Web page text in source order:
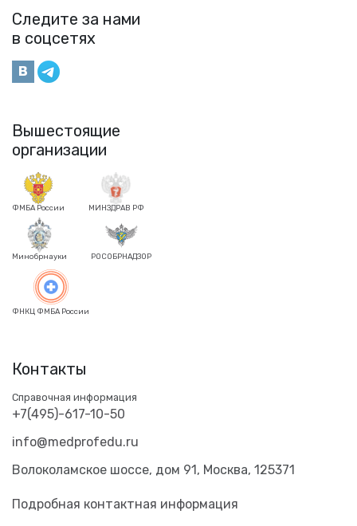
Следите за нами
в соцсетях
Вышестоящие
организации
ФМБА России МИНЗДРАВ РФ
Минобрнауки РОСОБРНАДЗОР
ФНКЦ ФМБА России
Контакты
Справочная информация
+7(495)-617-10-50
info@medprofedu.ru
Волоколамское шоссе, дом 91, Москва, 125371
Подробная контактная информация